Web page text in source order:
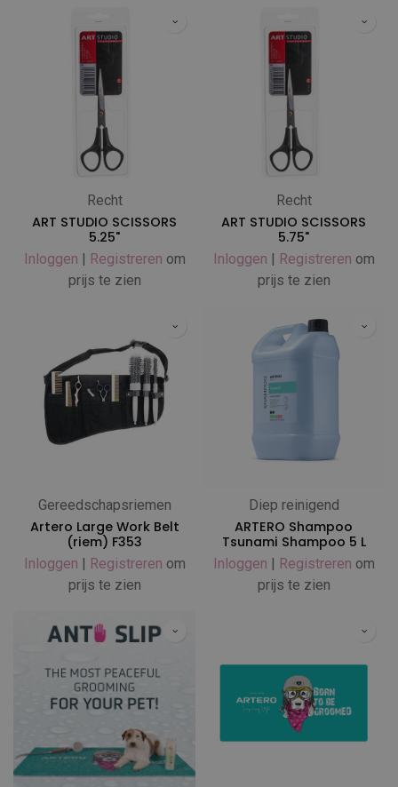
Recht
ART STUDIO SCISSORS
5.25"
Inloggen | Registreren om
prijs te zien
Recht
ART STUDIO SCISSORS
5.75"
Inloggen | Registreren om
prijs te zien
Gereedschapsriemen
Artero Large Work Belt
(riem) F353
Inloggen | Registreren om
prijs te zien
Diep reinigend
ARTERO Shampoo
Tsunami Shampoo 5 L
Inloggen | Registreren om
prijs te zien